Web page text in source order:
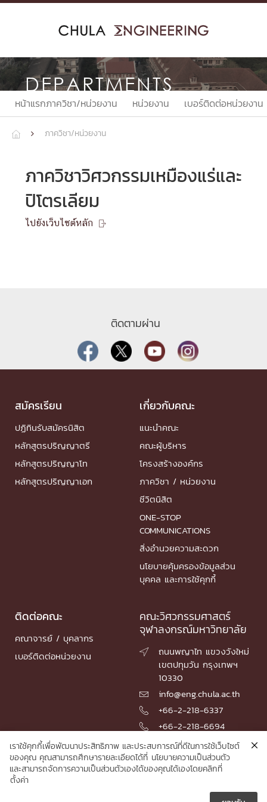
Skip
DEPARTMENTS
หน้าแรกภาควิชา/หน่วยงาน หน่วยงาน เบอร์ติดต่อหน่วยงาน
  ภาควิชา/หน่วยงาน
ภาควิชาวิศวกรรมเหมืองแร่และ
ปิโตรเลียม
ไปยังเว็บไซต์หลัก 
ติดตามผ่าน
สมัครเรียน
ปฏิทินรับสมัครนิสิต
หลักสูตรปริญญาตรี
หลักสูตรปริญญาโท
หลักสูตรปริญญาเอก
เกี่ยวกับคณะ
แนะนำคณะ
คณะผู้บริหาร
โครงสร้างองค์กร
ภาควิชา / หน่วยงาน
ชีวิตนิสิต
ONE-STOP
COMMUNICATIONS
สิ่งอำนวยความสะดวก
นโยบายคุ้มครองข้อมูลส่วน
บุคคล และการใช้คุกกี้
ติดต่อคณะ
คณาจารย์ / บุคลากร
เบอร์ติดต่อหน่วยงาน
คณะวิศวกรรมศาสตร์
จุฬาลงกรณ์มหาวิทยาลัย

ถนนพญาไท แขวงวังใหม่
เขตปทุมวัน กรุงเทพฯ
10330
 info@eng.chula.ac.th
 +66-2-218-6337
 +66-2-218-6694
© 2026 Faculty of Engineering, Chulalongkorn University
เราใช้คุกกี้เพื่อพัฒนาประสิทธิภาพ และประสบการณ์ที่ดีในการใช้เว็บไซต์
ของคุณ คุณสามารถศึกษารายละเอียดได้ที่ นโยบายความเป็นส่วนตัว
และสามารถจัดการความเป็นส่วนตัวเองได้ของคุณได้เองโดยคลิกที่
ตั้งค่า